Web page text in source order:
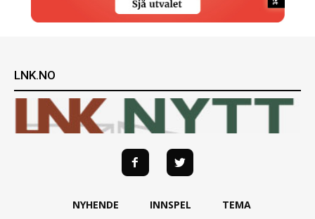
LNK.NO
NYHENDE INNSPEL TEMA